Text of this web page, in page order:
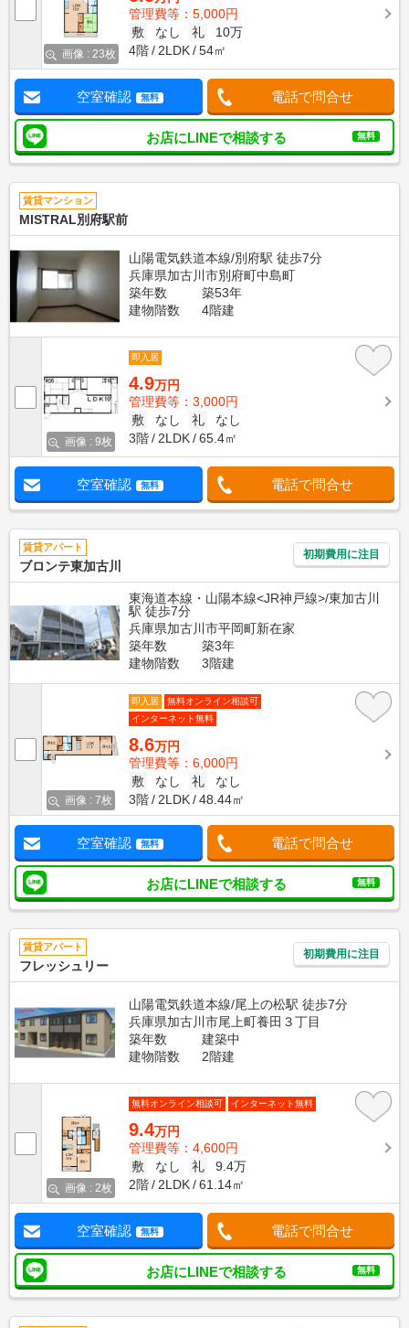
画像 : 23枚
管理費等：5,000円
敷
なし 礼
10万
4階
2LDK 54㎡
空室確認 無料 電話で問合せ
お店にLINEで相談する 無料
賃貸マンション
MISTRAL別府駅前
山陽電気鉄道本線/別府駅 徒歩7分
兵庫県加古川市別府町中島町
築年数
築53年
建物階数
4階建
画像 : 9枚
即入居
4.9万円
管理費等：3,000円
敷
なし 礼
なし
3階
2LDK 65.4㎡
空室確認 無料 電話で問合せ
賃貸アパート
ブロンテ東加古川
初期費用に注目
東海道本線・山陽本線<JR神戸線>/東加古川
駅 徒歩7分
兵庫県加古川市平岡町新在家
築年数
築3年
建物階数
3階建
画像 : 7枚
即入居
無料オンライン相談可
インターネット無料
8.6万円
管理費等：6,000円
敷
なし 礼
なし
3階
2LDK 48.44㎡
空室確認 無料 電話で問合せ
お店にLINEで相談する 無料
賃貸アパート
フレッシュリー
初期費用に注目
山陽電気鉄道本線/尾上の松駅 徒歩7分
兵庫県加古川市尾上町養田３丁目
築年数
建築中
建物階数
2階建
画像 : 2枚
無料オンライン相談可 インターネット無料
9.4万円
管理費等：4,600円
敷
なし 礼
9.4万
2階
2LDK 61.14㎡
空室確認 無料 電話で問合せ
お店にLINEで相談する 無料